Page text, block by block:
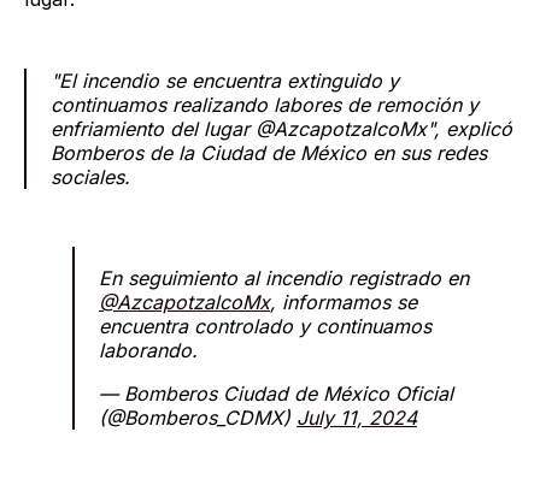
"El incendio se encuentra extinguido y
continuamos realizando labores de remoción y
enfriamiento del lugar @AzcapotzalcoMx", explicó
Bomberos de la Ciudad de México en sus redes
sociales.
En seguimiento al incendio registrado en
@AzcapotzalcoMx, informamos se
encuentra controlado y continuamos
laborando.
— Bomberos Ciudad de México Oficial
(@Bomberos_CDMX) July 11, 2024